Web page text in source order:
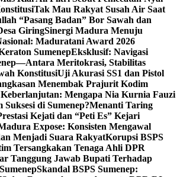
Tak Mau Rakyat Susah Air Saat
“Pasang Badan” Bor Sawah dan
GiringSinergi Madura Menuju
Maduratani Award 2026
SumenepEksklusif: Navigasi
Meritokrasi, Stabilitas
KonstitusiUji Akurasi SS1 dan Pistol
Menembak Prajurit Kodim
Mengapa Nia Kurnia Fauzi
di Sumenep?Menanti Taring
Kejati dan “Peti Es” Kejari
Expose: Konsisten Mengawal
Menjadi Suara RakyatKorupsi BSPS
Tersangkakan Tenaga Ahli DPR
Tanggung Jawab Bupati Terhadap
Skandal BSPS Sumenep: